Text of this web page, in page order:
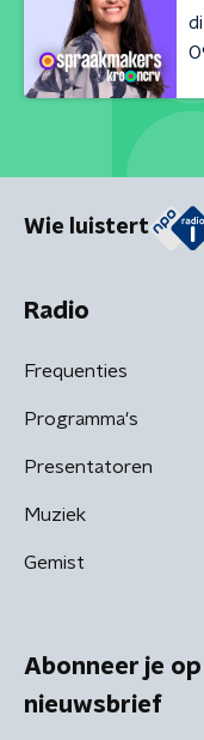
Wie luistert
Radio
Frequenties
Programma's
Presentatoren
Muziek
Gemist
Abonneer je
nieuwsbrief